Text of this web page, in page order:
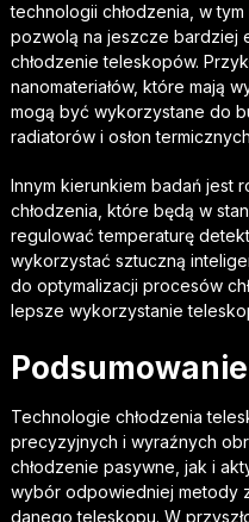
technologii chłodzenia, w
pozwolą na jeszcze bardziej
chłodzenie teleskopów.
nanomateriałów, które mają
mogą być wykorzystane do
radiatorów i osłon
Innym kierunkiem badań jest
chłodzenia, które będą w
regulować temperaturę
wykorzystać sztuczną
do optymalizacji procesów
lepsze wykorzystanie
Podsumowanie
Technologie chłodzenia
precyzyjnych i wyraźnych
chłodzenie pasywne, jak i
wybór odpowiedniej metody
danego teleskopu. W